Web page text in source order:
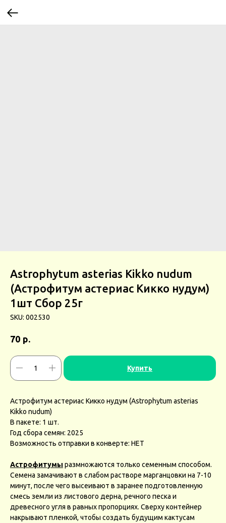
Astrophytum asterias Kikko nudum
(Астрофитум астериас Кикко нудум)
1шт Сбор 25г
SKU: 002530
70 р.
Купить
Астрофитум астериас Кикко нудум (Astrophytum asterias
Kikko nudum)
В пакете: 1 шт.
Год сбора семян: 2025
Возможность отправки в конверте: НЕТ
Астрофитумы размножаются только семенным способом.
Семена замачивают в слабом растворе марганцовки на 7-10
минут, после чего высеивают в заранее подготовленную
смесь земли из листового дерна, речного песка и
древесного угля в равных пропорциях. Сверху контейнер
накрывают пленкой, чтобы создать будущим кактусам